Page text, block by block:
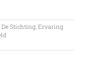
De Stichting Ervaring
Utrecht